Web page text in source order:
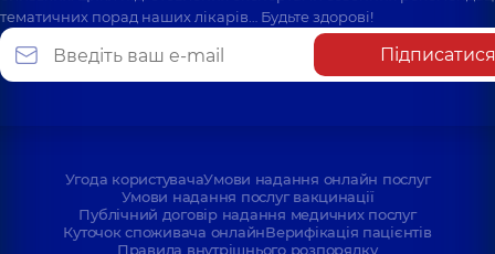
тематичних порад наших лікарів… Будьте здорові!
Підписатися
Угода користувачаУмови надання онлайн послуг
Умови надання послуг вакцинації
Публічний договір надання медичних послуг
Куточок споживача онлайнВерифікація пацієнтів
Правила внутрішнього розпорядку